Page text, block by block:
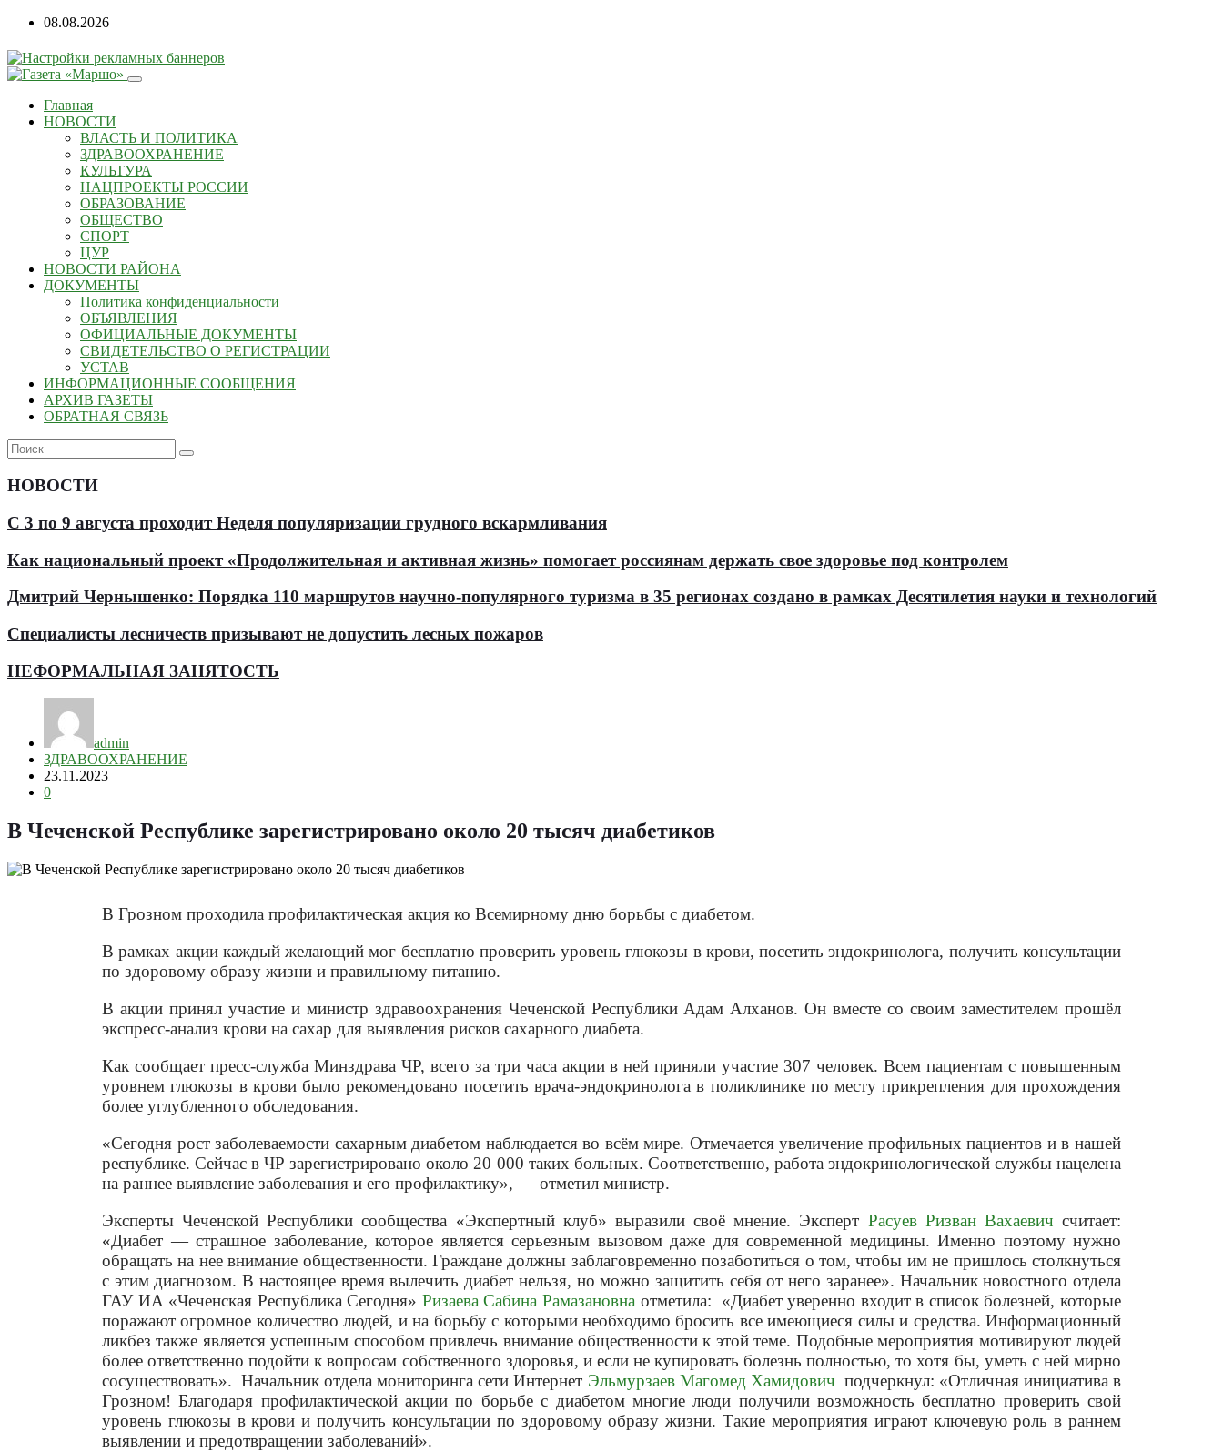
08.08.2026
Главная
НОВОСТИ
ВЛАСТЬ И ПОЛИТИКА
ЗДРАВООХРАНЕНИЕ
КУЛЬТУРА
НАЦПРОЕКТЫ РОССИИ
ОБРАЗОВАНИЕ
ОБЩЕСТВО
СПОРТ
ЦУР
НОВОСТИ РАЙОНА
ДОКУМЕНТЫ
Политика конфиденциальности
ОБЪЯВЛЕНИЯ
ОФИЦИАЛЬНЫЕ ДОКУМЕНТЫ
СВИДЕТЕЛЬСТВО О РЕГИСТРАЦИИ
УСТАВ
ИНФОРМАЦИОННЫЕ СООБЩЕНИЯ
АРХИВ ГАЗЕТЫ
ОБРАТНАЯ СВЯЗЬ
НОВОСТИ
С 3 по 9 августа проходит Неделя популяризации грудного вскармливания
Как национальный проект «Продолжительная и активная жизнь» помогает россиянам держать свое здоровье под контролем
Дмитрий Чернышенко: Порядка 110 маршрутов научно-популярного туризма в 35 регионах создано в рамках Десятилетия науки и технологий
Специалисты лесничеств призывают не допустить лесных пожаров
НЕФОРМАЛЬНАЯ ЗАНЯТОСТЬ
admin
ЗДРАВООХРАНЕНИЕ
23.11.2023
0
В Чеченской Республике зарегистрировано около 20 тысяч диабетиков
В Грозном проходила профилактическая акция ко Всемирному дню борьбы с диабетом.
В рамках акции каждый желающий мог бесплатно проверить уровень глюкозы в крови, посетить эндокринолога, получить консультации
по здоровому образу жизни и правильному питанию.
В акции принял участие и министр здравоохранения Чеченской Республики Адам Алханов. Он вместе со своим заместителем прошёл
экспресс-анализ крови на сахар для выявления рисков сахарного диабета.
Как сообщает пресс-служба Минздрава ЧР, всего за три часа акции в ней приняли участие 307 человек. Всем пациентам с повышенным
уровнем глюкозы в крови было рекомендовано посетить врача-эндокринолога в поликлинике по месту прикрепления для прохождения
более углубленного обследования.
«Сегодня рост заболеваемости сахарным диабетом наблюдается во всём мире. Отмечается увеличение профильных пациентов и в нашей
республике. Сейчас в ЧР зарегистрировано около 20 000 таких больных. Соответственно, работа эндокринологической службы нацелена
на раннее выявление заболевания и его профилактику», — отметил министр.
Эксперты Чеченской Республики сообщества «Экспертный клуб» выразили своё мнение. Эксперт Расуев Ризван Вахаевич считает:
«Диабет — страшное заболевание, которое является серьезным вызовом даже для современной медицины. Именно поэтому нужно
обращать на нее внимание общественности. Граждане должны заблаговременно позаботиться о том, чтобы им не пришлось столкнуться
с этим диагнозом. В настоящее время вылечить диабет нельзя, но можно защитить себя от него заранее». Начальник новостного отдела
ГАУ ИА «Чеченская Республика Сегодня» Ризаева Сабина Рамазановнаотметила: «Диабет уверенно входит в список болезней, которые
поражают огромное количество людей, и на борьбу с которыми необходимо бросить все имеющиеся силы и средства. Информационный
ликбез также является успешным способом привлечь внимание общественности к этой теме. Подобные мероприятия мотивируют людей
более ответственно подойти к вопросам собственного здоровья, и если не купировать болезнь полностью, то хотя бы, уметь с ней мирно
сосуществовать». Начальник отдела мониторинга сети Интернет Эльмурзаев Магомед Хамидович подчеркнул: «Отличная инициатива в
Грозном! Благодаря профилактической акции по борьбе с диабетом многие люди получили возможность бесплатно проверить свой
уровень глюкозы в крови и получить консультации по здоровому образу жизни. Такие мероприятия играют ключевую роль в раннем
выявлении и предотвращении заболеваний».